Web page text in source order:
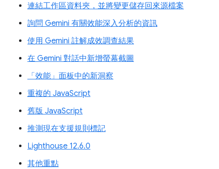
連結工作區資料夾，並將變更儲存回來源檔案
詢問 Gemini 有關效能深入分析的資訊
使用 Gemini 註解成效調查結果
在 Gemini 對話中新增螢幕截圖
「效能」面板中的新洞察
重複的 JavaScript
舊版 JavaScript
推測現在支援規則標記
Lighthouse 12.6.0
其他重點